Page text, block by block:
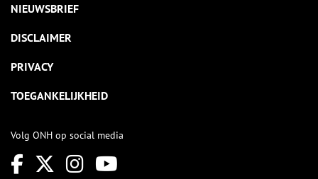
NIEUWSBRIEF
DISCLAIMER
PRIVACY
TOEGANKELIJKHEID
Volg ONH op social media